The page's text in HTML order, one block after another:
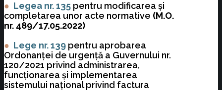
● Legea nr. 135 pentru modificarea şi
completarea unor acte normative (M.O.
nr. 489/17.05.2022)
● Lege nr. 139 pentru aprobarea
Ordonanţei de urgenţă a Guvernului nr.
120/2021 privind administrarea,
funcţionarea şi implementarea
sistemului naţional privind factura